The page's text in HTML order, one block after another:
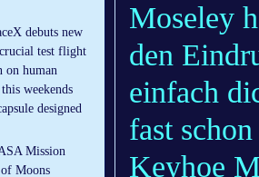
debuts new
test flight
on human
weekends
designed
Mission
Moons
Moseley
den
einfach
fast
Keyhoe